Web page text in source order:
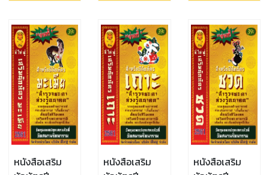
หนังสือเสริม
หนังสือเสริม
หนังสือเสริม